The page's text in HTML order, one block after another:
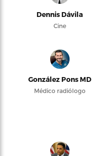
Dennis Dávila
Cine
González Pons MD
Médico radiólogo